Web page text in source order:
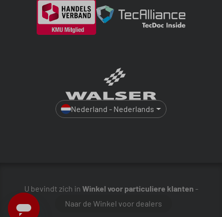
Nederland - Nederlands
U bevindt zich in Winkel voor particuliere klanten -
Naar de Winkel voor dealers